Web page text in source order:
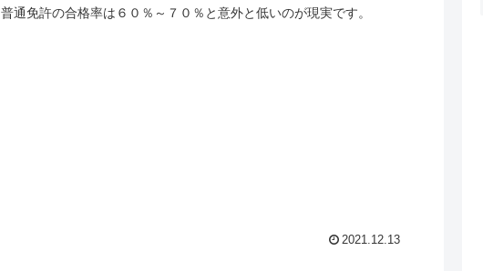
普通免許の合格率は６０％～７０％と意外と低いのが現実です。
2021.12.13